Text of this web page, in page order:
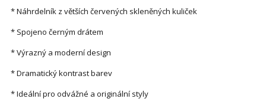
* Náhrdelník z větších červených skleněných kuliček
* Spojeno černým drátem
* Výrazný a moderní design
* Dramatický kontrast barev
* Ideální pro odvážné a originální styly